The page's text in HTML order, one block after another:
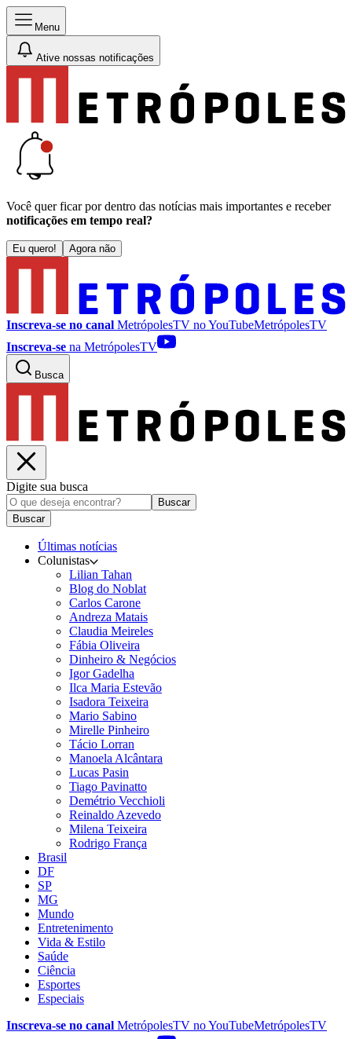
Menu
Ative nossas notificações
Você quer ficar por dentro das notícias mais importantes e receber
notificações em tempo real?
Eu quero! Agora não
Inscreva-se no canal MetrópolesTV noYouTubeMetrópolesTV
Inscreva-se na MetrópolesTV
Busca
Digite sua busca
Buscar
Buscar
Últimas notícias
Colunistas
Lilian Tahan
Blog do Noblat
Carlos Carone
Andreza Matais
Claudia Meireles
Fábia Oliveira
Dinheiro & Negócios
Igor Gadelha
Ilca Maria Estevão
Isadora Teixeira
Mario Sabino
Mirelle Pinheiro
Tácio Lorran
Manoela Alcântara
Lucas Pasin
Tiago Pavinatto
Demétrio Vecchioli
Reinaldo Azevedo
Milena Teixeira
Rodrigo França
Brasil
DF
SP
MG
Mundo
Entretenimento
Vida & Estilo
Saúde
Ciência
Esportes
Especiais
Inscreva-se no canal MetrópolesTV noYouTubeMetrópolesTV